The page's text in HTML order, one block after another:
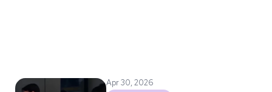
Apr 30, 2026